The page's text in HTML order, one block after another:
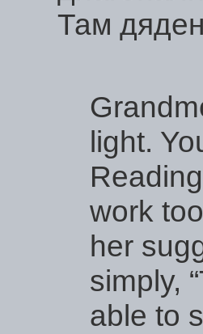
Там
light.
work
her
simply,
able to